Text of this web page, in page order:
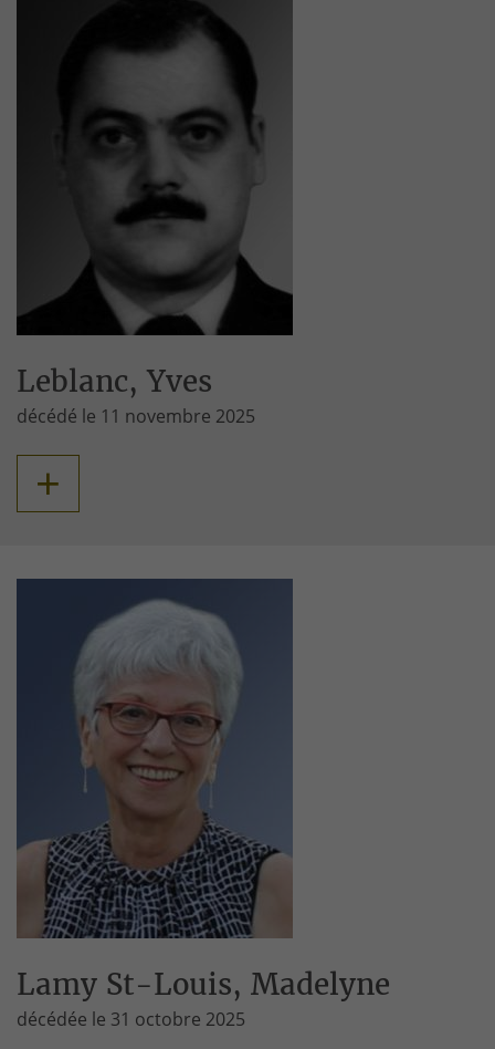
Leblanc, Yves
décédé le 11 novembre 2025
+
Lamy St-Louis, Madelyne
décédée le 31 octobre 2025